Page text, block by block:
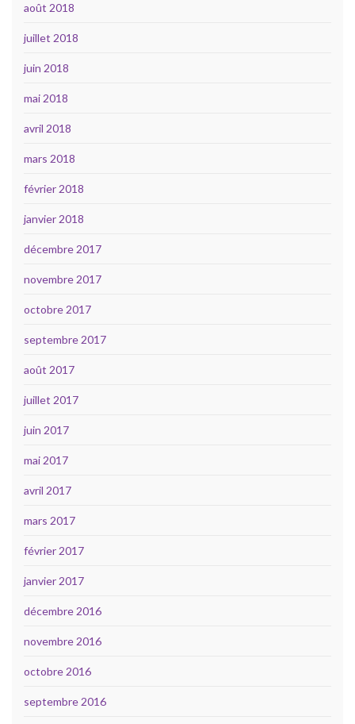
août 2018
juillet 2018
juin 2018
mai 2018
avril 2018
mars 2018
février 2018
janvier 2018
décembre 2017
novembre 2017
octobre 2017
septembre 2017
août 2017
juillet 2017
juin 2017
mai 2017
avril 2017
mars 2017
février 2017
janvier 2017
décembre 2016
novembre 2016
octobre 2016
septembre 2016